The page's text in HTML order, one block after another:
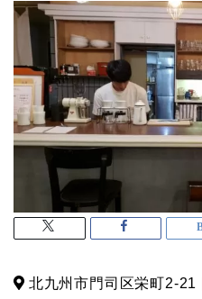
北九州市門司区栄町2-21